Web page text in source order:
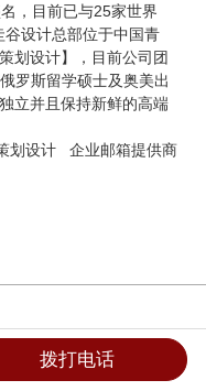
，目前已与25家世界
设计总部位于中国青
划设计】，目前公司团
罗斯留学硕士及奥美出
立并且保持新鲜的高端
划设计 企业邮箱提供商
拨打电话
超级符号